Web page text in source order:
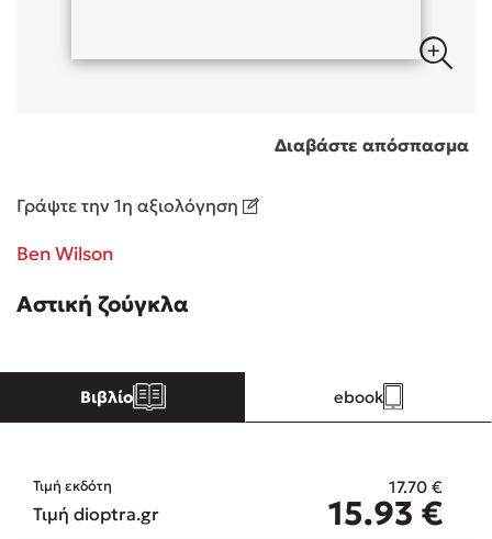
Ένας γίγαντας στο σχολείο
Διαβάστε απόσπασμα
Γράψτε την 1η αξιολόγηση
Ben Wilson
Αστική ζούγκλα
Βιβλίο ebook
Τιμή εκδότη 17.70 €
Τιμή dioptra.gr 15.93 €